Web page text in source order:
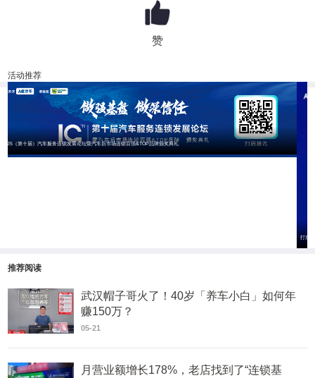
赞
活动推荐
推荐阅读
武汉帽子哥火了！40岁「养车小白」如何年
赚150万？
05-21
月营业额增长178%，老店找到了“连锁基